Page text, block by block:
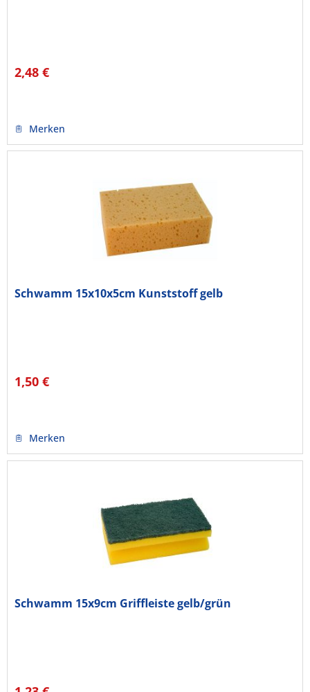
2,48 €
Merken
Schwamm 15x10x5cm Kunststoff gelb
1,50 €
Merken
Schwamm 15x9cm Griffleiste gelb/grün